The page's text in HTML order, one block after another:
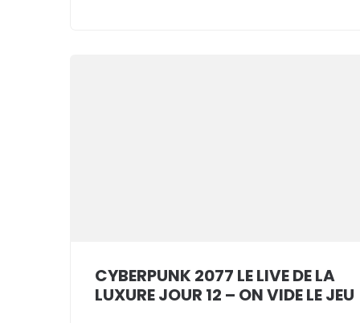
CYBERPUNK 2077 LE LIVE DE LA
LUXURE JOUR 12 – ON VIDE LE JEU